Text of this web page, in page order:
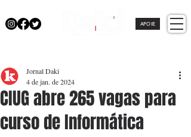
APOIE
CIUG abre 265 vagas para
curso de Informática
Jornal Daki
4 de jan. de 2024